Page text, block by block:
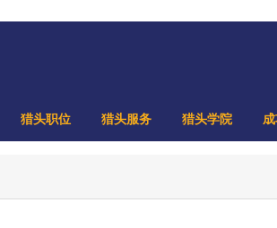
猎头职位 猎头服务 猎头学院 成